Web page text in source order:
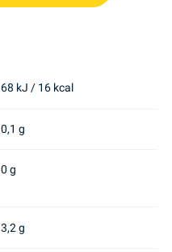
68 kJ / 16 kcal
0,1 g
0 g
3,2 g